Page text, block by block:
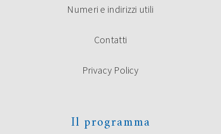
Numeri e indirizzi utili
Contatti
Privacy Policy
Il programma